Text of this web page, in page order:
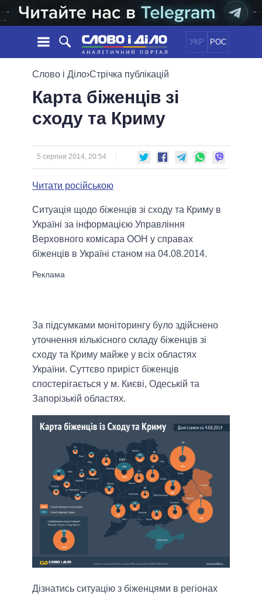
УКР РОС
НОВИНИ
СТРІЧКА
ПОДІЇ
ДУМКИ
ОГЛЯДИ
ДАЙДЖЕСТИ
ПОЛІТИКА
ЕКОНОМІКА
СВІТ
ОБIЦЯНКИ
ПОЛIТИКИ
УСІ ПОЛІТИКИ
ПРЕЗИДЕНТ І ОФІС
ВЕРХОВНА РАДА
ГОЛОВИ ОБЛАДМІНІСТРАЦІЙ
МЕРИ МІСТ
ВСІ ПЕРСОНИ
ІНФОГРАФІКА
ПОРІВНЯННЯ ПОЛІТИКІВ
Слово і Діло›Стрічка публікацій
Карта біженців зі
сходу та Криму
5 серпня 2014, 20:54
Читати російською
Ситуація щодо біженців зі сходу та Криму в
Україні за інформацією Управління
Верховного комісара ООН у справах
біженців в Україні станом на 04.08.2014.
За підсумками моніторингу було здійснено
уточнення кількісного складу біженців зі
сходу та Криму майже у всіх областях
України. Суттєво приріст біженців
спостерігається у м. Києві, Одеській та
Запорізькій областях.
Дізнатись ситуацію з біженцями в регіонах